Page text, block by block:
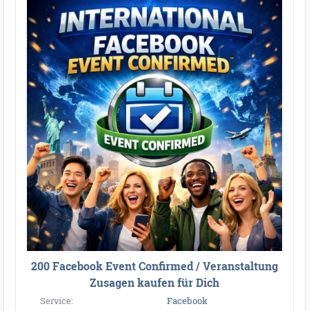
200 Facebook Event Confirmed / Veranstaltung
Zusagen kaufen für Dich
Service:
Facebook
●
●
●
●
●
●
●
●
●
●
●
●
●
● ●
●
●
●
●
● ●
●
●
●
●
●
●
●
● ●
●
●
●
●
● ●